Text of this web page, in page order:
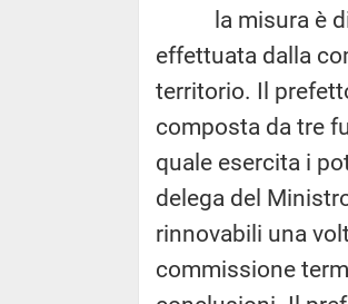
la misura è di
effettuata dalla
territorio. Il
composta da tre
quale esercita i
delega del
rinnovabili una
commissione